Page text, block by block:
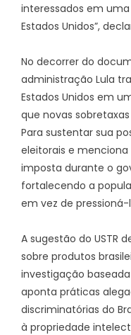
interessados em
Estados Unidos”,
No decorrer do
administração Lula
Estados Unidos em
que novas
Para sustentar sua
eleitorais e
imposta durante o
fortalecendo a
em vez de pressioná-
A sugestão do USTR
sobre produtos
investigação
aponta práticas
discriminatórias do
à propriedade